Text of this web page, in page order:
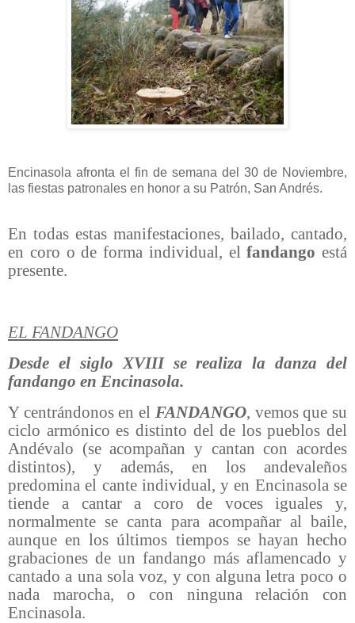
Encinasola afronta el fin de semana del 30 de Noviembre,
las fiestas patronales en honor a su Patrón, San Andrés.
En todas estas manifestaciones, bailado, cantado,
en coro o de forma individual, elfandango está
presente.
EL FANDANGO
Desde el siglo XVIII se realiza la danza del
fandango en Encinasola.
Y centrándonos en el FANDANGO, vemos que su
ciclo armónico es distinto del de los pueblos del
Andévalo (se acompañan y cantan con acordes
distintos), y además, en los andevaleños
predomina el cante individual, y en Encinasola se
tiende a cantar a coro de voces iguales y,
normalmente se canta para acompañar al baile,
aunque en los últimos tiempos se hayan hecho
grabaciones de un fandango más aflamencado y
cantado a una sola voz, y con alguna letra poco o
nada marocha, o con ninguna relación con
Encinasola.